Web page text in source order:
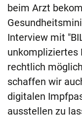
beim Arzt
Interview mit
unkompliziertes
rechtlich
schaffen wir
digitalen
ausstellen zu